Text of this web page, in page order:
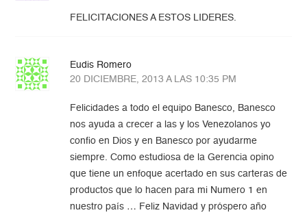
FELICITACIONES A ESTOS LIDERES.
Eudis Romero
20 DICIEMBRE, 2013 A LAS 10:35 PM
Felicidades a todo el equipo Banesco, Banesco
nos ayuda a crecer a las y los Venezolanos yo
confio en Dios y en Banesco por ayudarme
siempre. Como estudiosa de la Gerencia opino
que tiene un enfoque acertado en sus carteras de
productos que lo hacen para mi Numero 1 en
nuestro país … Feliz Navidad y próspero año